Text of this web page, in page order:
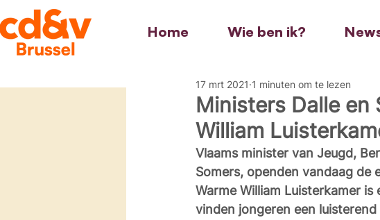
Home Wie ben ik?
Ministers Dalle en
William
17 mrt 2021 1 minuten om te lezen
Vlaams minister van Jeugd,
Somers, openden vandaag de
Warme William Luisterkamer
vinden jongeren een